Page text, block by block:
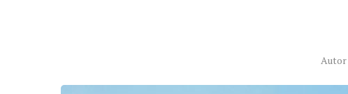
Autor